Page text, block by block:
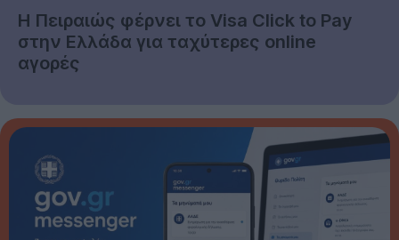
Η Πειραιώς φέρνει το Visa Click to Pay
στην Ελλάδα για ταχύτερες online
αγορές